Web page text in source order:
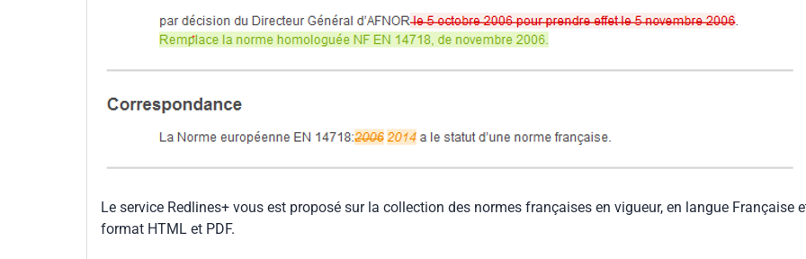
Le service Redlines+ vous est proposé sur la collection des normes françaises en vigueur, en langue Française
format HTML et PDF.